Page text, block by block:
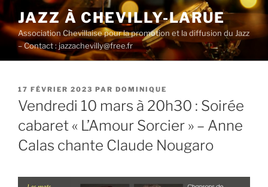
au
contenu
principal
JAZZ À CHEVILLY-LARUE
Association Chevillaise pour la promotion et la diffusion du Jazz
– Contact : jazzachevilly@free.fr
PUBLIÉ
LE
17 FÉVRIER 2023 PAR DOMINIQUE
Vendredi 10 mars à 20h30 : Soirée
cabaret « L’Amour Sorcier » – Anne
Calas chante Claude Nougaro